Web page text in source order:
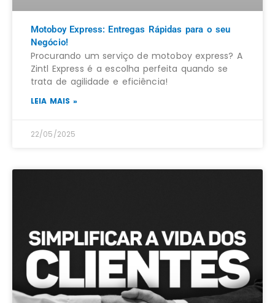
Motoboy Express: Entregas Rápidas para o seu
Negócio!
Procurando um serviço de motoboy express? A
Zintl Express é a escolha perfeita quando se
trata de agilidade e eficiência!
LEIA MAIS »
22/05/2025